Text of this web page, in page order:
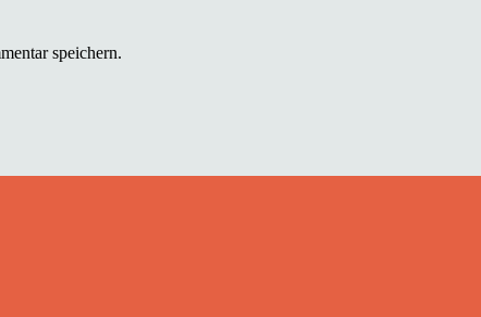
speichern.